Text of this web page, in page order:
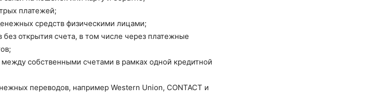
платежей;
средств физическими лицами;
открытия счета, в том числе через платежные
собственными счетами в рамках одной кредитной
переводов, например Western Union, CONTACT и